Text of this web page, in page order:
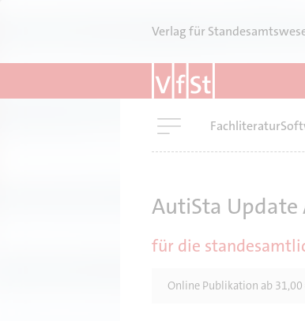
Verlag für
M
n
a
v
i
g
a
Fachliteratur
AutiSta
für die
Online Publikation ab